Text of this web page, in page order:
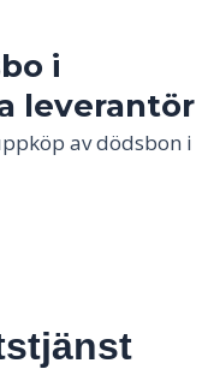
i
leverantör
av dödsbon i